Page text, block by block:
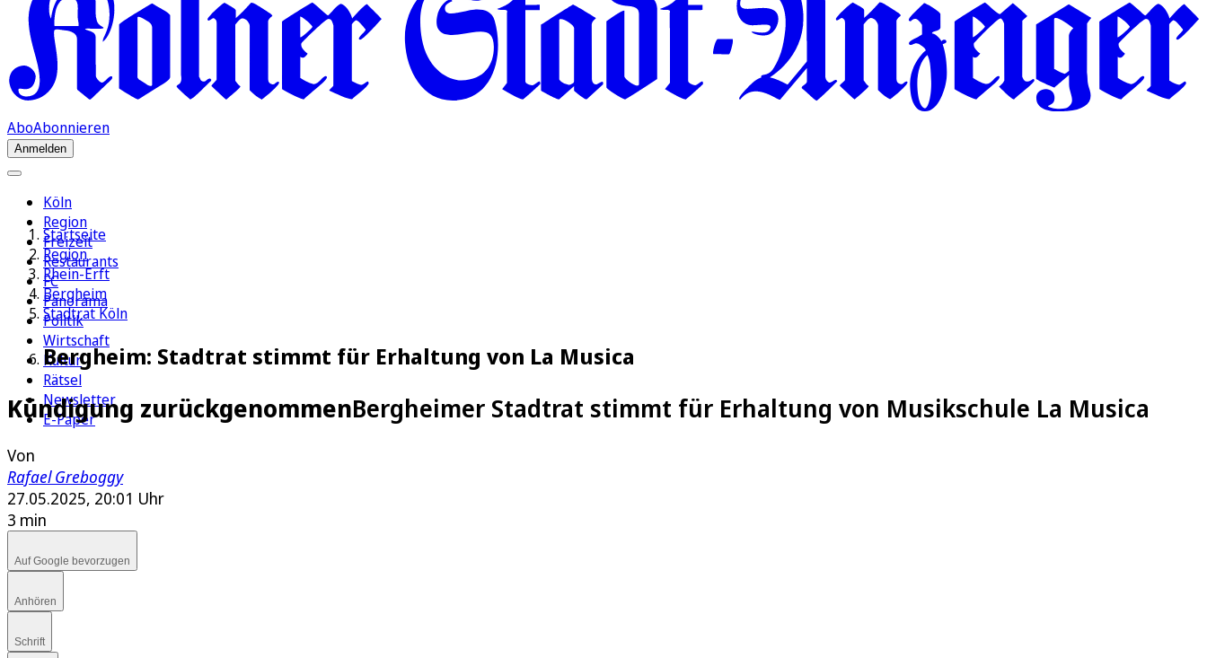
AboAbonnieren
Anmelden
Köln
Region
Freizeit
Restaurants
FC
Panorama
Politik
Wirtschaft
Kultur
Rätsel
Newsletter
E-Paper
Startseite
Region
Rhein-Erft
Bergheim
Stadtrat Köln
Bergheim: Stadtrat stimmt für Erhaltung von La Musica
Kündigung zurückgenommenBergheimer Stadtrat stimmt für Erhaltung von Musikschule La Musica
Von
Rafael Greboggy
27.05.2025, 20:01 Uhr
3 min
Auf Google bevorzugen
Anhören
Schrift